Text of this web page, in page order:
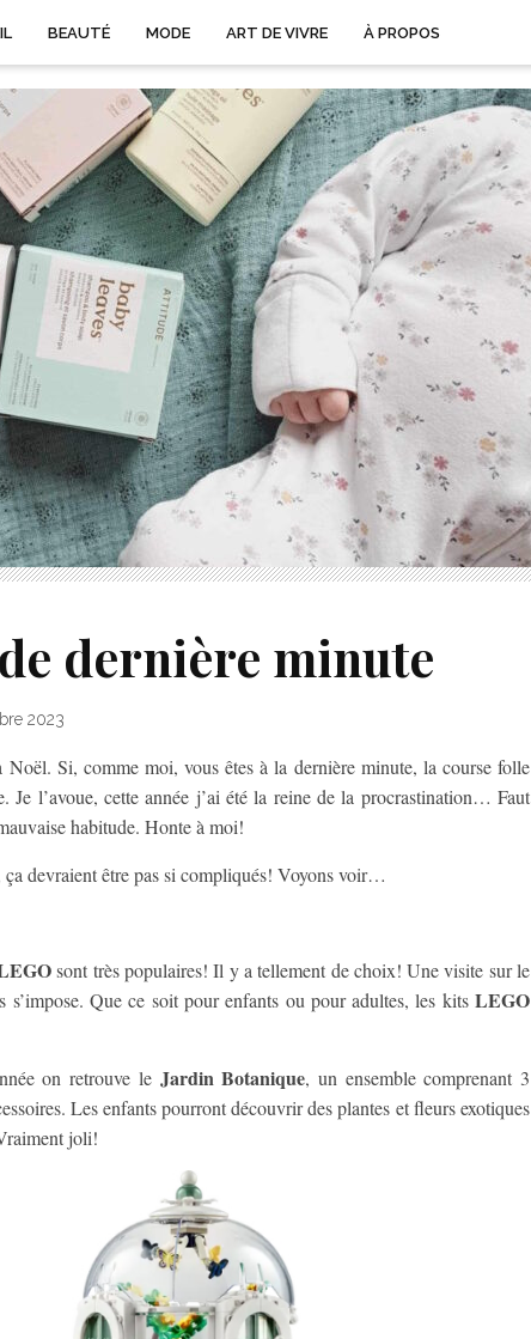
BEAUTÉ MODE ART DE VIVRE À PROPOS
dernière minute
2023
Noël. Si, comme moi, vous êtes à la dernière minute, la course folle
Je l’avoue, cette année j’ai été la reine de la procrastination… Faut
habitude. Honte à moi!
ça devraient être pas si compliqués! Voyons voir…
sont très populaires! Il y a tellement de choix! Une visite sur le
s’impose. Que ce soit pour enfants ou pour adultes, les kits LEGO
on retrouve le Jardin Botanique, un ensemble comprenant 3
Les enfants pourront découvrir des plantes et fleurs exotiques
joli!